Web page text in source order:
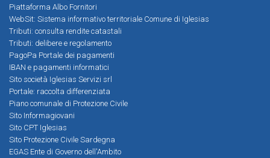
Piattaforma Albo Fornitori
WebSit: Sistema informativo territoriale Comune di Iglesias
Tributi: consulta rendite catastali
Tributi: delibere e regolamento
PagoPa Portale dei pagamenti
IBAN e pagamenti informatici
Sito società Iglesias Servizi srl
Portale: raccolta differenziata
Piano comunale di Protezione Civile
Sito Informagiovani
Sito CPT Iglesias
Sito Protezione Civile Sardegna
EGAS Ente di Governo dell'Ambito